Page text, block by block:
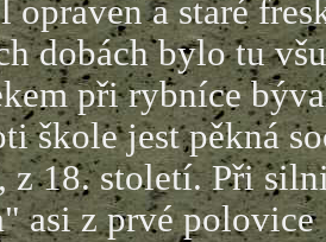
opraven a staré
dobách bylo tu
při rybníce
škole jest pěkná
z 18. století. Při
asi z prvé polovice